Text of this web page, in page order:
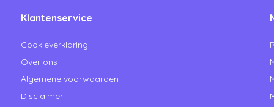
Klantenservice
Cookieverklaring
Over ons
Algemene voorwaarden
Disclaimer